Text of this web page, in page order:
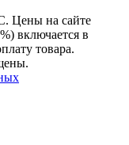
Цены на сайте
включается в
товара.